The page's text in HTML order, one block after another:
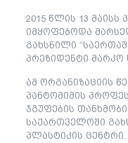
2015 წლის 13 მაისს
იმყოფებოდა
გახსნილი
პრეზიდენტი მარკო
ამ ორგანიზაციის
პანტომიმის
ჯგუფების
საქართველოში
პლასტიკის